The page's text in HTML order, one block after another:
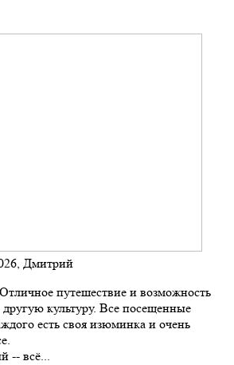
Дмитрий
путешествие и возможность
другую культуру. Все посещенные
есть своя изюминка и очень
-- всё...